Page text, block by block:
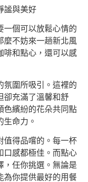
謐與美好
一個可以放鬆心情的
麼不妨來一趟新北風
啡和點心，還可以感
氛圍所吸引。這裡的
卻充滿了溫馨和舒
色繽紛的花朵共同點
命力。
值得品嚐的。每一杯
口感都極佳。而點心
，任你挑選。無論是
為你提供最好的用餐